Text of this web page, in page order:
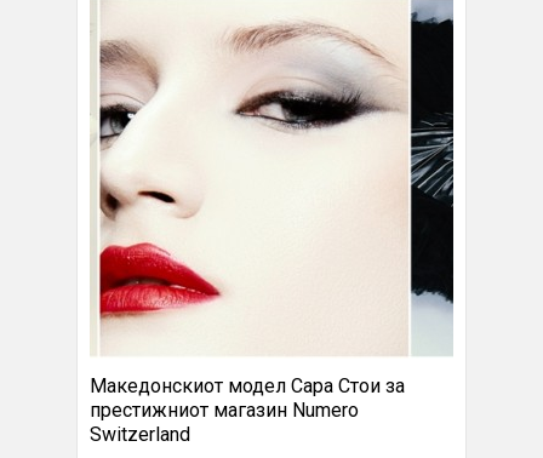
Македонскиот модел Сара Стои за
престижниот магазин Numero
Switzerland